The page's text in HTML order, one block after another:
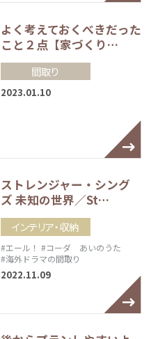
よく考えておくべきだった
こと２点【家づくり…
間取り
2023.01.10
ストレンジャー・シング
ズ 未知の世界／St…
インテリア・収納
#エール！ #コーダ あいのうた
#海外ドラマの間取り
2022.11.09